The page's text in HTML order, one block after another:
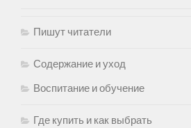
Пишут читатели
Содержание и уход
Воспитание и обучение
Где купить и как выбрать